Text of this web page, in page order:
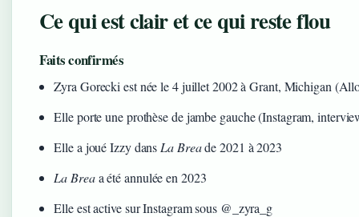
Ce qui est clair et ce qui reste flou
Faits confirmés
Zyra Gorecki est née le 4 juillet 2002 à Grant, Michigan
Elle porte une prothèse de jambe gauche (Instagram,
Elle a joué Izzy dans La Breade 2021 à 2023
La Breaa été annulée en 2023
Elle est active sur Instagram sous @_zyra_g